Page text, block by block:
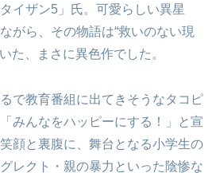
イザン5」氏。可愛らしい異星
がら、その物語は“救いのない現
た、まさに異色作でした。
で教育番組に出てきそうなタコピ
みんなをハッピーにする！」と宣
顔と裏腹に、舞台となる小学生の
レクト・親の暴力といった陰惨な